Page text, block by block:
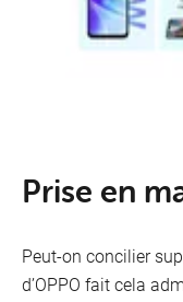
Prise en
Peut-on concilier
d’OPPO fait cela